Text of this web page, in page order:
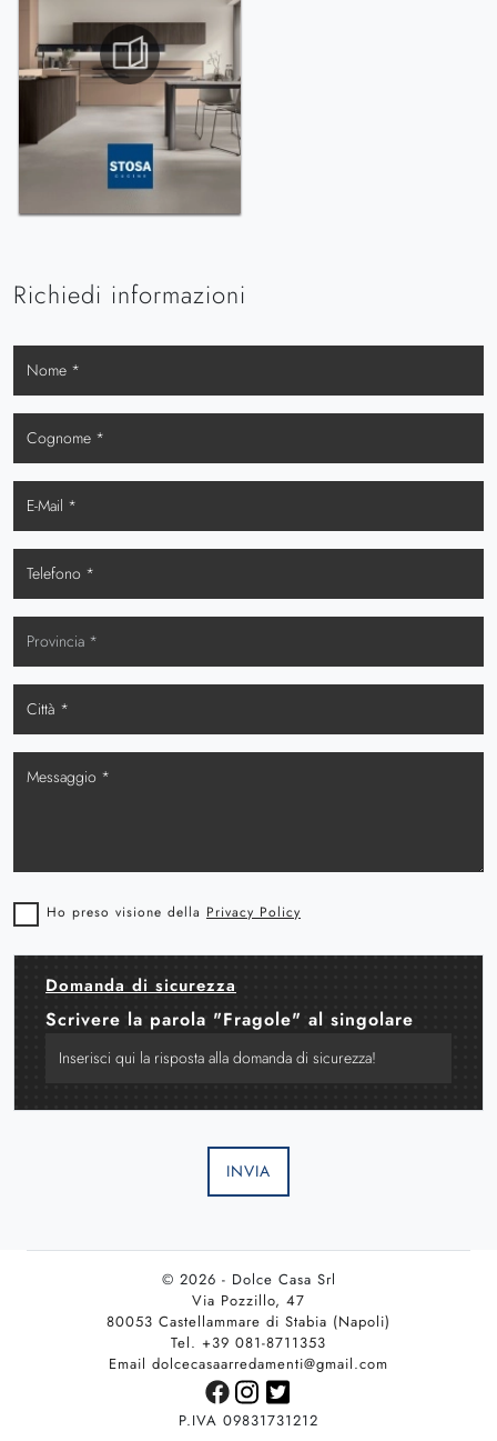
Richiedi informazioni
Ho preso visione della Privacy Policy
Domanda di sicurezza
Scrivere la parola "Fragole" al singolare
INVIA
© 2026 - Dolce Casa Srl
Via Pozzillo, 47
80053 Castellammare di Stabia (Napoli)
Tel. +39 081-8711353
Email dolcecasaarredamenti@gmail.com
P.IVA 09831731212